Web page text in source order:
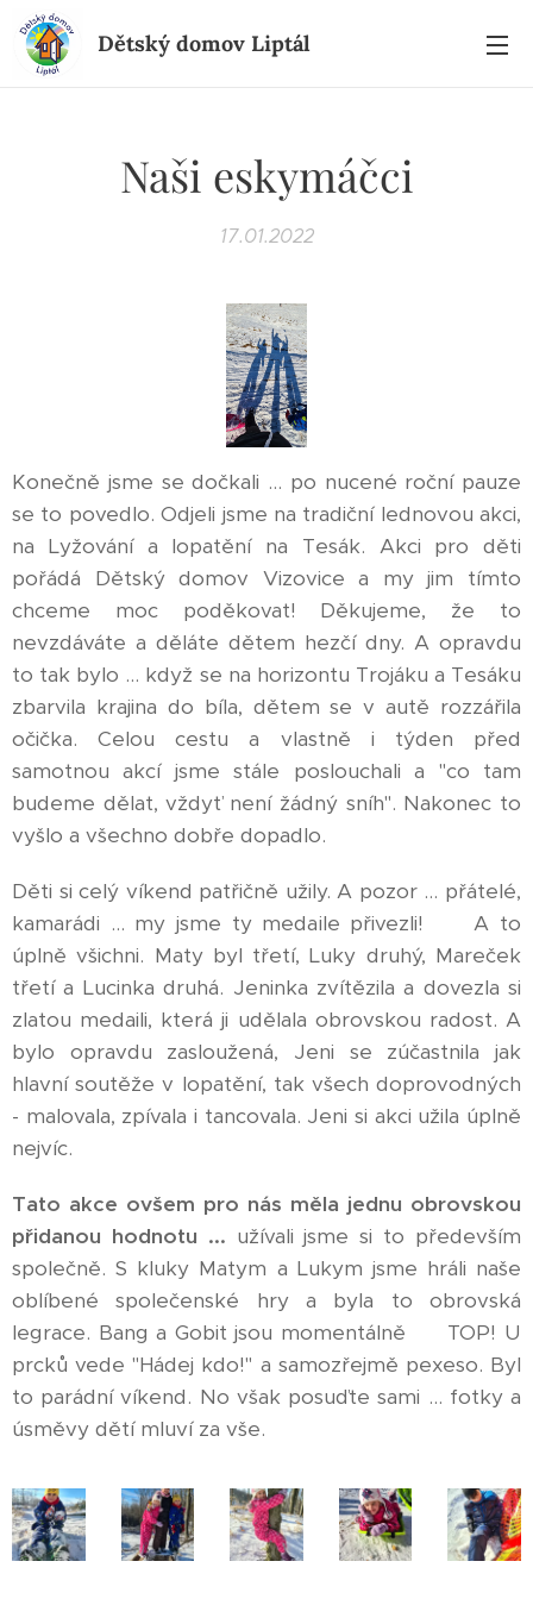
Dětský domov Liptál
Naši eskymáčci
17.01.2022
Konečně jsme se dočkali ... po nucené roční pauze
se to povedlo. Odjeli jsme na tradiční lednovou akci,
na Lyžování a lopatění na Tesák. Akci pro děti
pořádá Dětský domov Vizovice a my jim tímto
chceme moc poděkovat! Děkujeme, že to
nevzdáváte a děláte dětem hezčí dny. A opravdu
to tak bylo ... když se na horizontu Trojáku a Tesáku
zbarvila krajina do bíla, dětem se v autě rozzářila
očička. Celou cestu a vlastně i týden před
samotnou akcí jsme stále poslouchali a "co tam
budeme dělat, vždyť není žádný sníh". Nakonec to
vyšlo a všechno dobře dopadlo.
Děti si celý víkend patřičně užily. A pozor ... přátelé,
kamarádi ... my jsme ty medaile přivezli! 😂 A to
úplně všichni. Maty byl třetí, Luky druhý, Mareček
třetí a Lucinka druhá. Jeninka zvítězila a dovezla si
zlatou medaili, která ji udělala obrovskou radost. A
bylo opravdu zasloužená, Jeni se zúčastnila jak
hlavní soutěže v lopatění, tak všech doprovodných
- malovala, zpívala i tancovala. Jeni si akci užila úplně
nejvíc. ❤
Tato akce ovšem pro nás měla jednu obrovskou
přidanou hodnotu ... užívali jsme si to především
společně. S kluky Matym a Lukym jsme hráli naše
oblíbené společenské hry a byla to obrovská
legrace. Bang a Gobit jsou momentálně 👍 TOP! U
prcků vede "Hádej kdo!" a samozřejmě pexeso. Byl
to parádní víkend. No však posuďte sami ... fotky a
úsměvy dětí mluví za vše.